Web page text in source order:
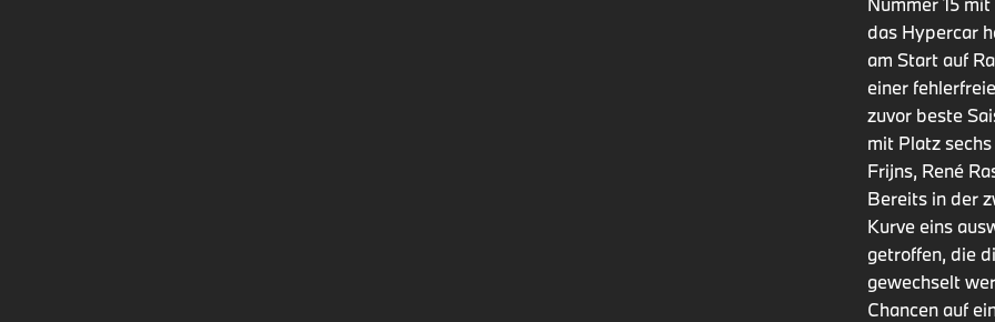
das Hypercar
am Start auf
einer
zuvor beste
mit Platz
Frijns, René
Bereits in der
Kurve eins
getroffen, die
gewechselt
Chancen auf